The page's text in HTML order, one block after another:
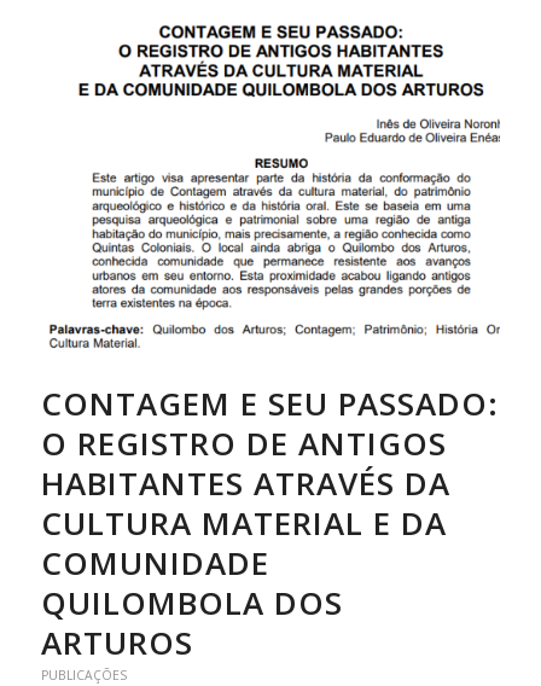
CONTAGEM E SEU PASSADO:
O REGISTRO DE ANTIGOS
HABITANTES ATRAVÉS DA
CULTURA MATERIAL E DA
COMUNIDADE
QUILOMBOLA DOS
ARTUROS
PUBLICAÇÕES